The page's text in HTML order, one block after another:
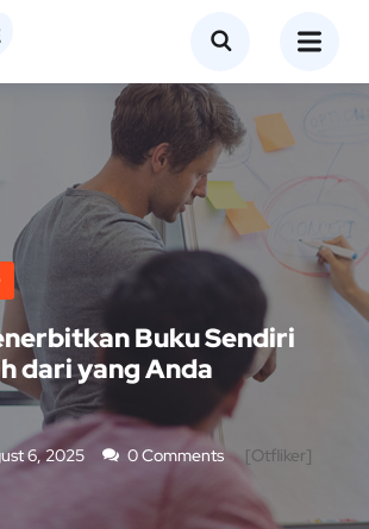
Buku Sendiri
dari yang Anda
6, 2025 0 Comments [otfliker]